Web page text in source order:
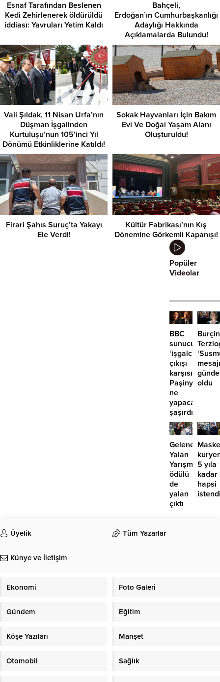
Esnaf Tarafından Beslenen
Kedi Zehirlenerek öldürüldü
iddiası: Yavruları Yetim Kaldı
Bahçeli,
Erdoğan’ın Cumhurbaşkanlığı
Adaylığı Hakkında
Açıklamalarda Bulundu!
Vali Şıldak, 11 Nisan Urfa’nın
Düşman İşgalinden
Kurtuluşu’nun 105’inci Yıl
Dönümü Etkinliklerine Katıldı!
Sokak Hayvanları İçin Bakım
Evi Ve Doğal Yaşam Alanı
Oluşturuldu!
Firari Şahıs Suruç’ta Yakayı
Ele Verdi!
Kültür Fabrikası’nın Kış
Dönemine Görkemli Kapanışı!
Popüler
Videolar
BBC
sunucusunun
‘işgalcisiniz’
çıkışı
karşısında
Paşinyan
ne
yapacağını
şaşırdı!
Burçin
mesajı
oldu
Geleneksel
Yalan
Yarışması’nın
ödülü
de
yalan
çıktı
5 yıla
kadar
hapsi
Üyelik Tüm Yazarlar
Künye ve İletişim
Ekonomi Foto Galeri
Gündem Eğitim
Köşe Yazıları Manşet
Otomobil Sağlık